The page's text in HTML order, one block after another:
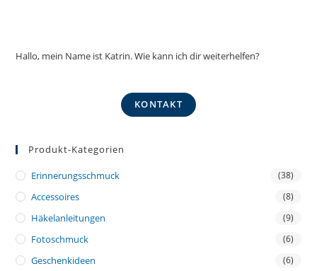
Hallo, mein Name ist Katrin. Wie kann ich dir weiterhelfen?
KONTAKT
Produkt-Kategorien
Erinnerungsschmuck (38)
Accessoires (8)
Häkelanleitungen (9)
Fotoschmuck (6)
Geschenkideen (6)